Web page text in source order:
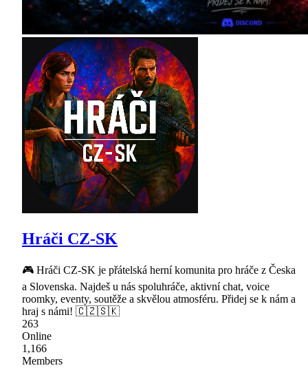
Hráči CZ-SK
🎮 Hráči CZ-SK je přátelská herní komunita pro hráče z Česka
a Slovenska. Najdeš u nás spoluhráče, aktivní chat, voice
roomky, eventy, soutěže a skvělou atmosféru. Přidej se k nám a
hraj s námi! 🇨🇿🇸🇰
263
Online
1,166
Members